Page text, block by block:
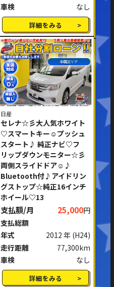
車検
なし
詳細をみる
中国エリア
日産
セレナ☆彡大人気ホワイト
♡スマートキー☺プッシュ
スタート♪ 純正ナビ♡フ
リップダウンモニター☆彡
両側スライドドア☺♪
Bluetooth付♪アイドリン
グストップ☆純正16インチ
ホイール♡13
支払額/月 25,000円
支払総額
年式
2012 年 (H24)
走行距離
77,300km
車検
なし
詳細をみる